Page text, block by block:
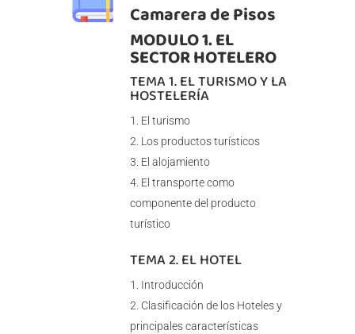
Camarera de Pisos
MODULO 1. EL
SECTOR HOTELERO
TEMA 1. EL TURISMO Y LA
HOSTELERÍA
El turismo
Los productos turísticos
El alojamiento
El transporte como
componente del producto
turístico
TEMA 2. EL HOTEL
Introducción
Clasificación de los Hoteles y
principales características